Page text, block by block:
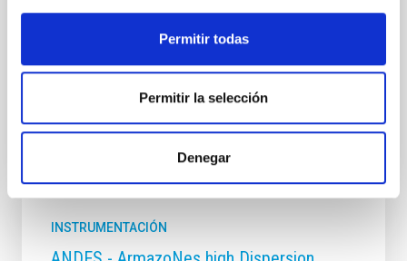
Permitir todas
Permitir la selección
Denegar
Armas Padilla
En ejecución
INSTRUMENTACIÓN